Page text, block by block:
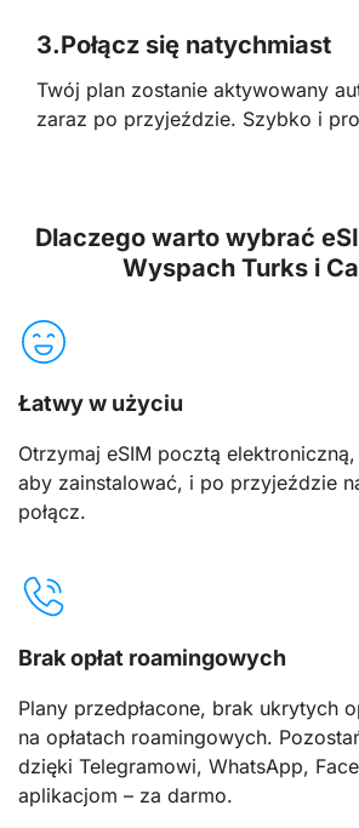
3.Połącz się natychmiast
Twój plan zostanie aktywowany
zaraz po przyjeździe. Szybko i
Dlaczego warto wybrać
Wyspach Turks i
Łatwy w użyciu
Otrzymaj eSIM pocztą
aby zainstalować, i po przyjeździe
połącz.
Brak opłat roamingowych
Plany przedpłacone, brak ukrytych
na opłatach roamingowych.
dzięki Telegramowi, WhatsApp,
aplikacjom – za darmo.